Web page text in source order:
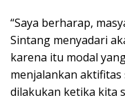
“Saya berharap,
Sintang menyadari
karena itu modal
menjalankan
dilakukan ketika kita